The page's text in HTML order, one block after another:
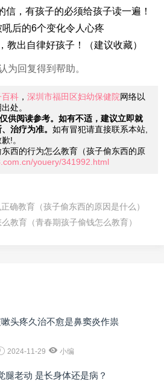
信，有孩子的必须给孩子读一遍！
吼后的6个变化令人心疼
教出自律好孩子！（建议收藏）
为回复得到帮助。
百科 ， 深圳市福田区妇幼保健院网络以
处。
供阅读参考。如有不适，建议立即就
治疗为准。 如有冒犯请直接联系本站,
!。
西的行为怎么教育（孩子偷东西的原
youery/341992.html
确教育（孩子偷东西的原因是什么）
教育（青春期孩子偷钱怎么教育）
头疼久治不愈是鼻窦炎作祟
2024-11-29 小编
腿老动 是长身体还是病？